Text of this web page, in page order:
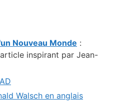
Nouveau Monde :
inspirant par Jean-
Walsch en anglais